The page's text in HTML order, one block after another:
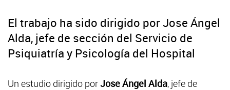
El trabajo ha sido dirigido por Jose Ángel
Alda, jefe de sección del Servicio de
Psiquiatría y Psicología del Hospital
Un estudio dirigido por Jose Ángel Alda, jefe de